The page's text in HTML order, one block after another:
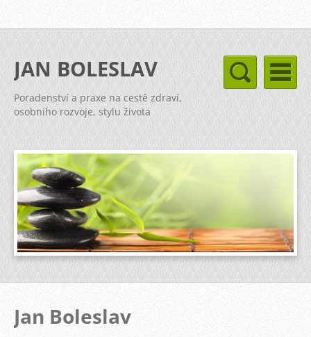
JAN BOLESLAV
Poradenství a praxe na cestě zdraví,
osobního rozvoje, stylu života
Jan Boleslav